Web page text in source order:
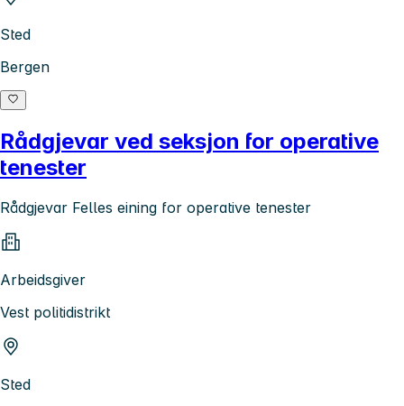
Sted
Bergen
Rådgjevar ved seksjon for operative
tenester
Rådgjevar Felles eining for operative tenester
Arbeidsgiver
Vest politidistrikt
Sted